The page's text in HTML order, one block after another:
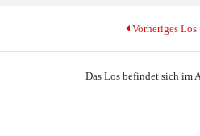
Vorheriges Los
Das Los befindet sich im